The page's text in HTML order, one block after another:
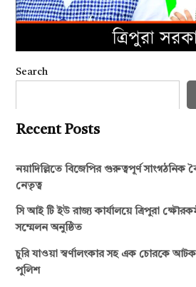
Search
Recent Posts
নয়াদিল্লিতে বিজেপির গুরুত্বপূর্ণ সাংগঠনিক
নেতৃত্ব
সি আই টি ইউ রাজ্য কার্যালয়ে ত্রিপুরা
সম্মেলন অনুষ্ঠিত
চুরি যাওয়া স্বর্ণালংকার সহ এক চোরকে
পুলিশ